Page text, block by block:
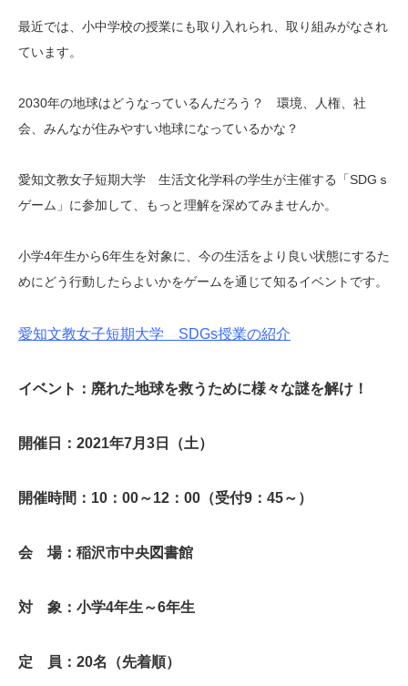
最近では、小中学校の授業にも取り入れられ、取り組みがなされ
ています。
2030年の地球はどうなっているんだろう？ 環境、人権、社
会、みんなが住みやすい地球になっているかな？
愛知文教女子短期大学 生活文化学科の学生が主催する「SDGｓ
ゲーム」に参加して、もっと理解を深めてみませんか。
小学4年生から6年生を対象に、今の生活をより良い状態にするた
めにどう行動したらよいかをゲームを通じて知るイベントです。
愛知文教女子短期大学 SDGs授業の紹介
イベント：廃れた地球を救うために様々な謎を解け！
開催日：2021年7月3日（土）
開催時間：10：00～12：00（受付9：45～）
会 場：稲沢市中央図書館
対 象：小学4年生～6年生
定 員：20名（先着順）